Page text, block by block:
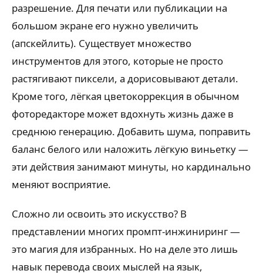
разрешение. Для печати или публикации на
большом экране его нужно увеличить
(апскейлить). Существует множество
инструментов для этого, которые не просто
растягивают пиксели, а дорисовывают детали.
Кроме того, лёгкая цветокоррекция в обычном
фоторедакторе может вдохнуть жизнь даже в
среднюю генерацию. Добавить шума, поправить
баланс белого или наложить лёгкую виньетку —
эти действия занимают минуты, но кардинально
меняют восприятие.
Сложно ли освоить это искусство? В
представлении многих промпт-инжиниринг —
это магия для избранных. Но на деле это лишь
навык перевода своих мыслей на язык,